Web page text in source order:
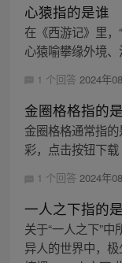
心猿指的是谁
在《西游记》里，
心猿喻攀缘外境、
1 个回答 2024年
金圈格格指的
金圈格格通常指
彩，点击按钮下载
1 个回答 2024年
一人之下指的
关于“一人之下”
异人的世界中，